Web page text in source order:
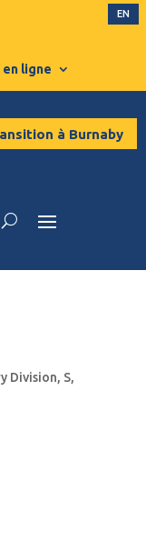
EN
en ligne
à Burnaby
Division, S,